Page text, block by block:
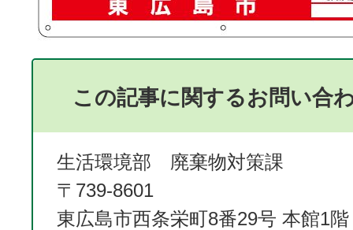
この記事に関するお問い合
生活環境部 廃棄物対策課
〒739-8601
東広島市西条栄町8番29号 本館1階